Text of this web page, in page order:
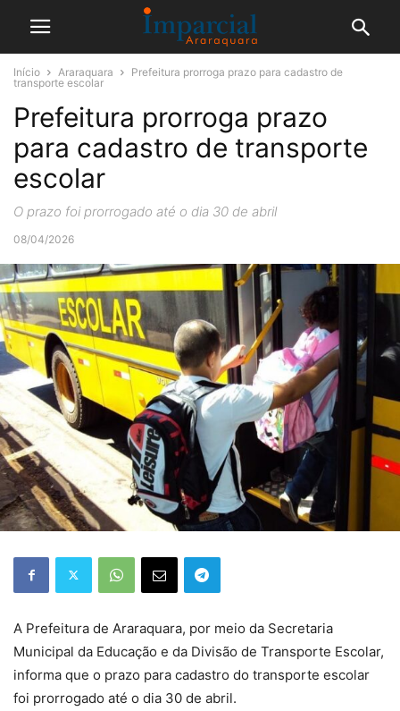
Início Araraquara
Prefeitura prorroga prazo para cadastro de
transporte escolar
Prefeitura prorroga prazo
para cadastro de transporte
escolar
O prazo foi prorrogado até o dia 30 de abril
08/04/2026
A Prefeitura de Araraquara, por meio da Secretaria
Municipal da Educação e da Divisão de Transporte Escolar,
informa que o prazo para cadastro do transporte escolar
foi prorrogado até o dia 30 de abril.